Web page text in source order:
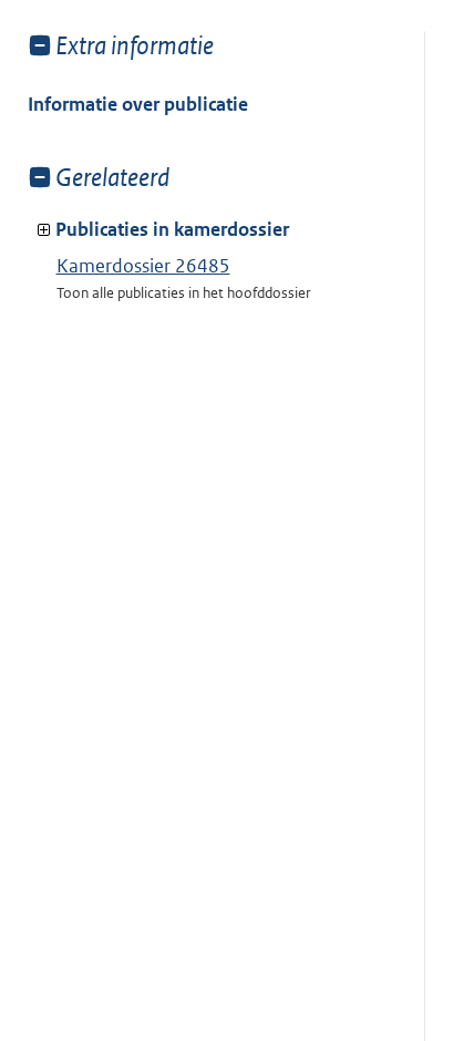
Toon
van:
Extra informatie
Informatie over publicatie
Toon
van:
Gerelateerd
Publicaties in kamerdossier
Kamerdossier 26485
Toon alle publicaties in het hoofddossier